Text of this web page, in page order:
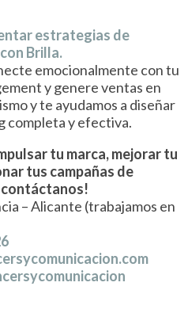
estrategias de
Brilla.
emocionalmente con tu
y genere ventas en
y te ayudamos a diseñar
completa y efectiva.
tu marca, mejorar tu
tus campañas de
– Alicante (trabajamos en